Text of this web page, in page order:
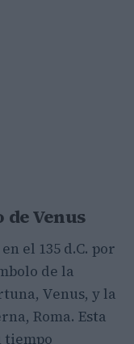
Venus
el 135 d.C. por
de la
Venus, y la
Roma. Esta
tiempo